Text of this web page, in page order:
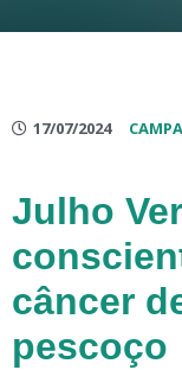
17/07/2024
Julho
câncer
pescoço